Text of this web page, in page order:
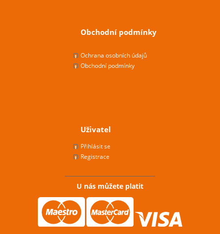
Obchodní podmínky
Ochrana osobních údajů
Obchodní podmínky
Uživatel
Přihlásit se
Registrace
U nás můžete platit